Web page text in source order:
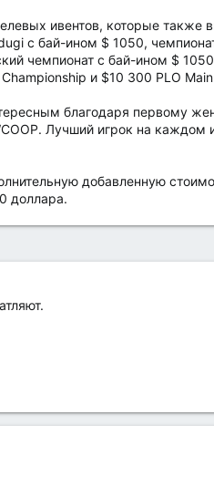
ивентов, которые
с бай-ином $ 1050,
чемпионат с бай-ином $
и $10 300 PLO
благодаря первому
Лучший игрок на
добавленную
доллара.